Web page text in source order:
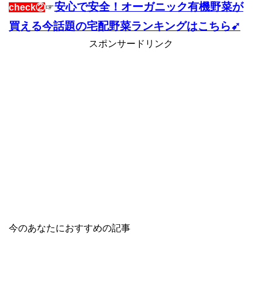
check②☞安心で安全！オーガニック有機野菜が
買える今話題の宅配野菜ランキングはこちら➹
スポンサードリンク
今のあなたにおすすめの記事